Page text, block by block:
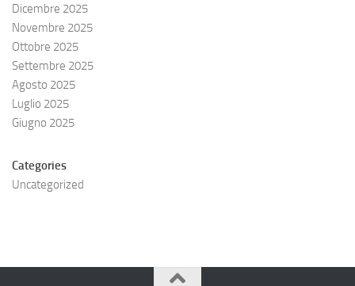
Dicembre 2025
Novembre 2025
Ottobre 2025
Settembre 2025
Agosto 2025
Luglio 2025
Giugno 2025
Categories
Uncategorized